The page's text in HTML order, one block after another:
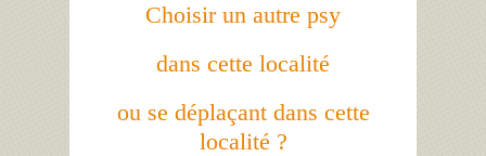
Choisir un autre psy
dans cette localité
ou se déplaçant dans cette
localité ?